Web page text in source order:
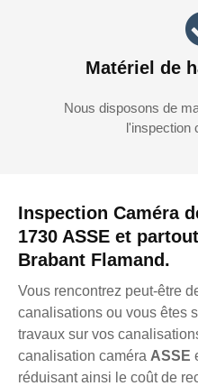
Inspection Caméra
1730 ASSE et
Brabant Flamand.
Vous rencontrez peut-être
canalisations ou vous êtes
travaux sur vos
canalisation caméra ASSE
réduisant ainsi le coût de
Matériel de
Nous disposons de
l'inspection